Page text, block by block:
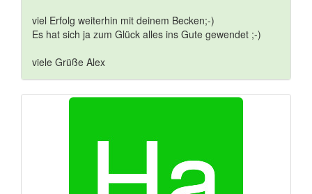
viel Erfolg weiterhin mit deinem Becken;-)
Es hat sich ja zum Glück alles ins Gute gewendet ;-)
viele Grüße Alex